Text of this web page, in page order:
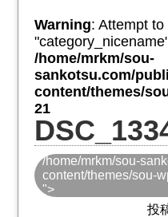
Warning: Attempt
/home/mrkm/sou-
sankotsu.com/
content/themes/
21
/home/mrkm/sou-
content/themes/sou-
">
投